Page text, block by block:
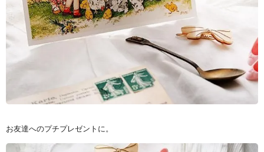
お友達へのプチプレゼントに。